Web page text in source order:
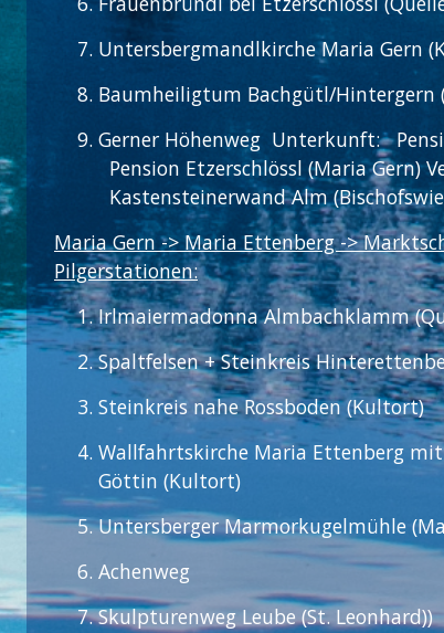
Untersbergmandlkirche Maria Gern
Baumheiligtum Bachgütl/
Gerner Höhenweg Unterkunft:
Pension Etzerschlössl (Maria Gern)
Kastensteinerwand Alm
Maria Gern -> Maria Ettenberg ->
Pilgerstationen:
Irlmaiermadonna Almbachklamm
Spaltfelsen + Steinkreis
Steinkreis nahe Rossboden (Kultort)
Wallfahrtskirche Maria Ettenberg
Göttin (Kultort)
Untersberger Marmorkugelmühle
Achenweg
Skulpturenweg Leube (St.